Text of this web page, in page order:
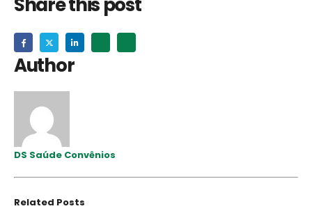
Author
DS Saúde Convênios
Related Posts